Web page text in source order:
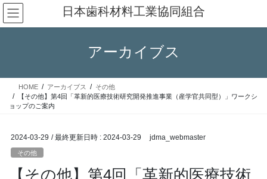
コ
ン
テ
ス
ナ
ビ
ゲ
ン
日本歯科材料工業協同組合
アーカイブス
HOME アーカイブス
その他
【その他】第4回「革新的医療技術研究開発推進事業（産学官共同型）」ワークシ
ョップのご案内
2024-03-29 / 最終更新日時 : 2024-03-29 jdma_webmaster
その他
【その他】第4回「革新的医療技術